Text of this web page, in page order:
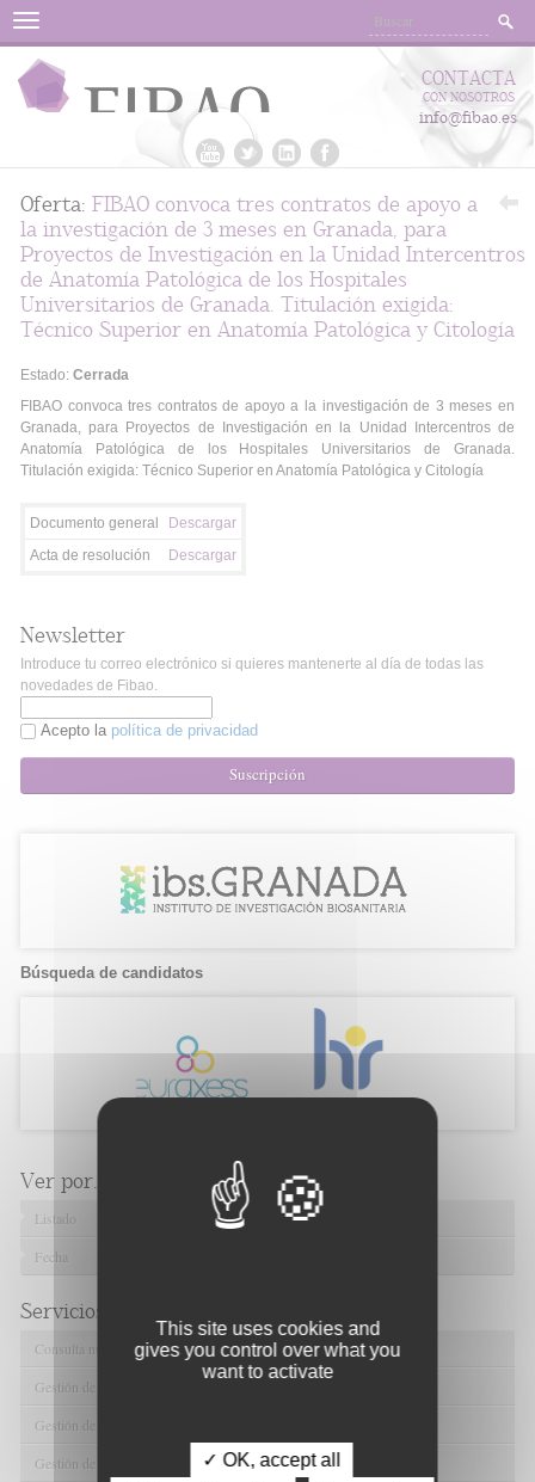
Menu
CONTACTA
CON NOSOTROS
info@fibao.es
Oferta: FIBAO convoca tres contratos de apoyo a
la investigación de 3 meses en Granada, para
Proyectos de Investigación en la Unidad Intercentros
de Anatomía Patológica de los Hospitales
Universitarios de Granada. Titulación exigida:
Técnico Superior en Anatomía Patológica y Citología
Estado: Cerrada
FIBAO convoca tres contratos de apoyo a la investigación de 3 meses en
Granada, para Proyectos de Investigación en la Unidad Intercentros de
Anatomía Patológica de los Hospitales Universitarios de Granada.
Titulación exigida: Técnico Superior en Anatomía Patológica y Citología
Documento general
Descargar
Acta de resolución
Descargar
Newsletter
Introduce tu correo electrónico si quieres mantenerte al día de todas las
novedades de Fibao.
Acepto la política de privacidad
Suscripción
Búsqueda de candidatos
Ver por...
Listado
Fecha
Servicios de FIBAO
Consulta nuestras Ofertas Tecnológicas
Gestión de Ensayos Clínicos y Estudios Observacionales
Gestión de la Innovación y la Transferencia Tecnológica
Gestión de Ayudas y Oportunidad de Financiación
This site uses cookies and
gives you control over what you
want to activate
✓ OK, accept all